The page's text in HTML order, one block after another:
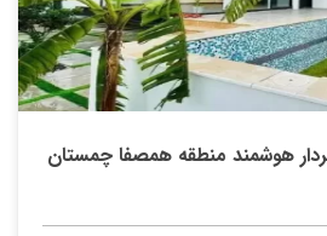
هوشمند منطقه همصفا چمستان